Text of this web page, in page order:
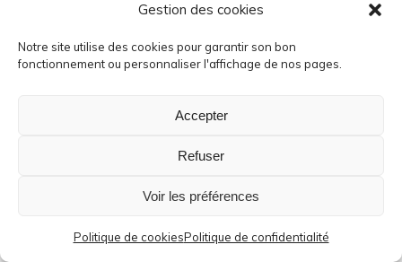
Gestion des cookies
Notre site utilise des cookies pour garantir son bon
fonctionnement ou personnaliser l'affichage de nos pages.
Accepter
Refuser
Voir les préférences
Politique de cookiesPolitique de confidentialité
boycott de la part des organisations d’extrême gauche, ce
qui fut une erreur stratégique. Vote à vingt et un ans,
empêchant les jeunes de s’exprimer par les urnes.
Boscary-Monsservin, élu député depuis 1951, passe au
Fabre est élu difficilement au deuxième tour. Enfin, à Millau,
candidat U.N.R., qui est élu dès le premier tour.
Pour tous ceux qui s’étaient investis et avaient cru que…, le